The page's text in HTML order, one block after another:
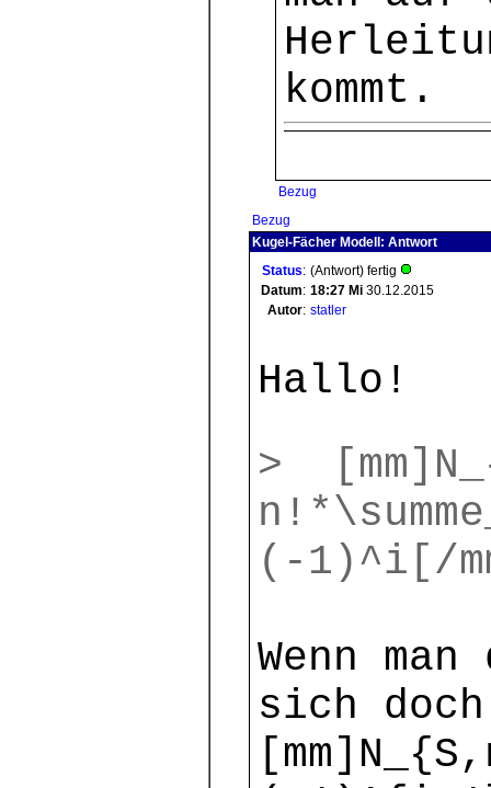
kommt.
Bezug
Bezug
Kugel-Fächer Modell: Antwort
Status: (Antwort) fertig
Datum: 18:27 Mi 30.12.2015
Autor: statler
Hallo!
>
(-1)^i[/
Wenn
sich doch